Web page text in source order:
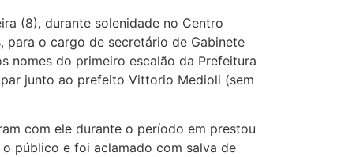
(8), durante solenidade no Centro
para o cargo de secretário de Gabinete
nomes do primeiro escalão da Prefeitura
junto ao prefeito Vittorio Medioli (sem
com ele durante o período em prestou
público e foi aclamado com salva de